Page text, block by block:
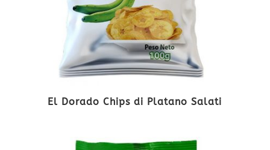
El Dorado Chips di Platano Salati